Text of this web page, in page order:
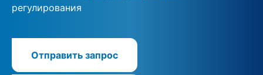
регулирования
Отправить запрос